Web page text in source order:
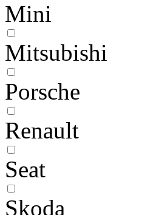
Mini
Mitsubishi
Porsche
Renault
Seat
Skoda